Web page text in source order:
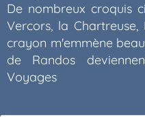
De nombreux croquis
Vercors, la
crayon m'emmène
de Randos
Voyages